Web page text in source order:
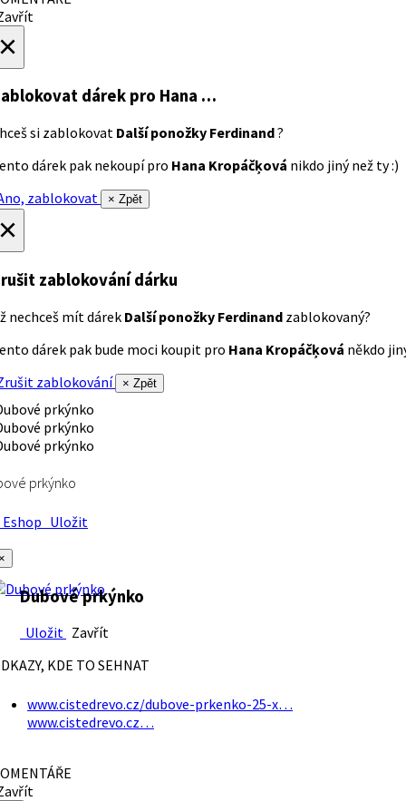
dárek pro Hana …
si zablokovat Další ponožky Ferdinand?
dárek pak nekoupí pro Hana Kropáčķová nikdo jiný než ty :)
zablokovat
× Zpět
zablokování dárku
nechceš mít dárek Další ponožky Ferdinand zablokovaný?
dárek pak bude moci koupit pro Hana Kropáčķová někdo
zablokování
× Zpět
prkýnko
Uložit
Dubové prkýnko
Uložit Zavřít
KDE TO SEHNAT
www.cistedrevo.cz/dubove-prkenko-25-x…
www.cistedrevo.cz…